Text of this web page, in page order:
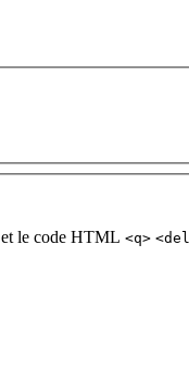
et le code HTML <q>